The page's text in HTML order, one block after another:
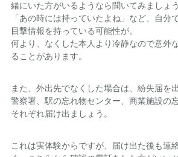
緒にいた方がいるようなら聞いてみましょう
「あの時には持っていたよね」など、自分
目撃情報を持っている可能性が。
何より、なくした本人より冷静なので意外
ることがあります。
また、外出先でなくした場合は、紛失届を
警察署、駅の忘れ物センター、商業施設の
それぞれ届け出ましょう。
これは実体験からですが、届け出た後も連